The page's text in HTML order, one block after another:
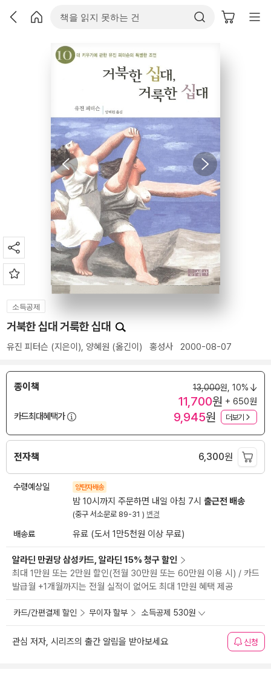
소득공제
거북한 십대 거룩한 십대
유진 피터슨 (지은이), 양혜원 (옮긴이) 홍성사 2000-08-07
종이책 13,000원, 10%
11,700원 + 650원
카드최대혜택가
9,945원 더보기
전자책 6,300원
수령예상일 양탄자배송
밤 10시까지 주문하면 내일 아침 7시 출근전 배송
(중구 서소문로 89-31 ) 변경
배송료 유료 (도서 1만5천원 이상 무료)
알라딘 만권당 삼성카드, 알라딘 15% 청구 할인
최대 1만원 또는 2만원 할인(전월 30만원 또는 60만원 이용 시) / 카드
발급월 +1개월까지는 전월 실적이 없어도 최대 1만원 혜택 제공
카드/간편결제 할인 무이자 할부 소득공제 530원
관심 저자, 시리즈의 출간 알림을 받아보세요 신청